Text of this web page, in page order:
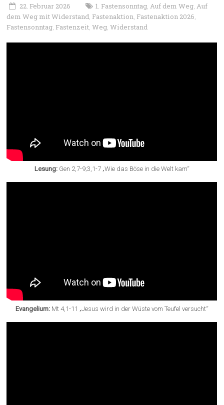
22. Februar 2026 1. Fastensonntag,Auf dem Weg,Auf
dem Weg mit Widerstand, Fastenaktion, Fastenaktion 2026,
Fastensonntag, Fastenzeit,Weg,Widerstand
Lesung: Gen 2,7-9;3,1-7 „Wie das Böse in die Welt kam“
Evangelium: Mt 4,1-11 „Jesus wird in der Wüste vom Teufel versucht“